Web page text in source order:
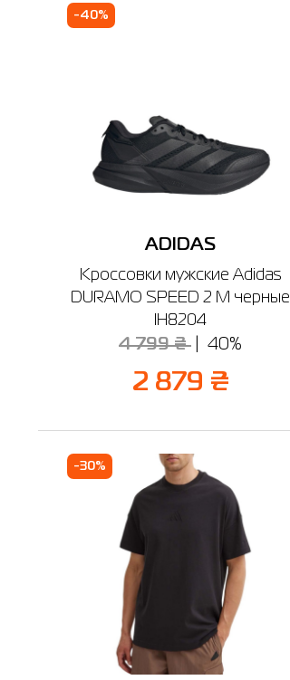
-40%
ADIDAS
Кроссовки мужские Adidas
DURAMO SPEED 2 M черные
IH8204
4 799 ₴ 40%
2 879 ₴
-30%